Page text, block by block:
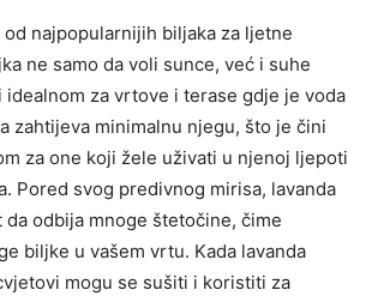
od najpopularnijih biljaka za ljetne
ne samo da voli sunce, već i suhe
za vrtove i terase gdje je voda
zahtijeva minimalnu njegu, što je čini
za one koji žele uživati u njenoj ljepoti
Pored svog predivnog mirisa, lavanda
da odbija mnoge štetočine, čime
biljke u vašem vrtu. Kada lavanda
mogu se sušiti i koristiti za